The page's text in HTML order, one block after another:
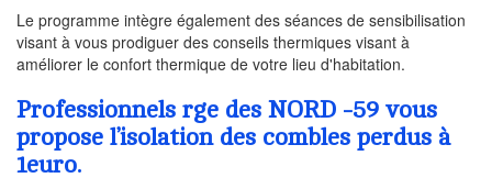
Le programme intègre également des séances de sensibilisation
visant à vous prodiguer des conseils thermiques visant à
améliorer le confort thermique de votre lieu d'habitation.
Professionnels rge des NORD -59 vous
propose l’isolation des combles perdus à
1euro.